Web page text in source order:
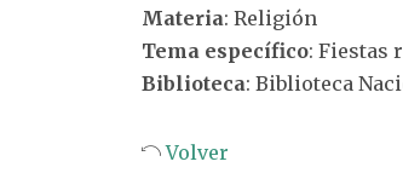
Materia: Religión
Tema específico: Fiestas
Biblioteca: Biblioteca
Volver